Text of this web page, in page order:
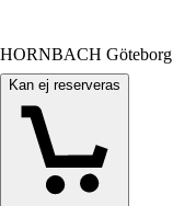
HORNBACH Göteborg
Kan ej reserveras